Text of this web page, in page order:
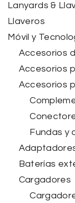
Lanyards &
Llaveros
Móvil y
Accesorios
Accesorios
Accesorios
Fundas y
Baterías
Cargadores